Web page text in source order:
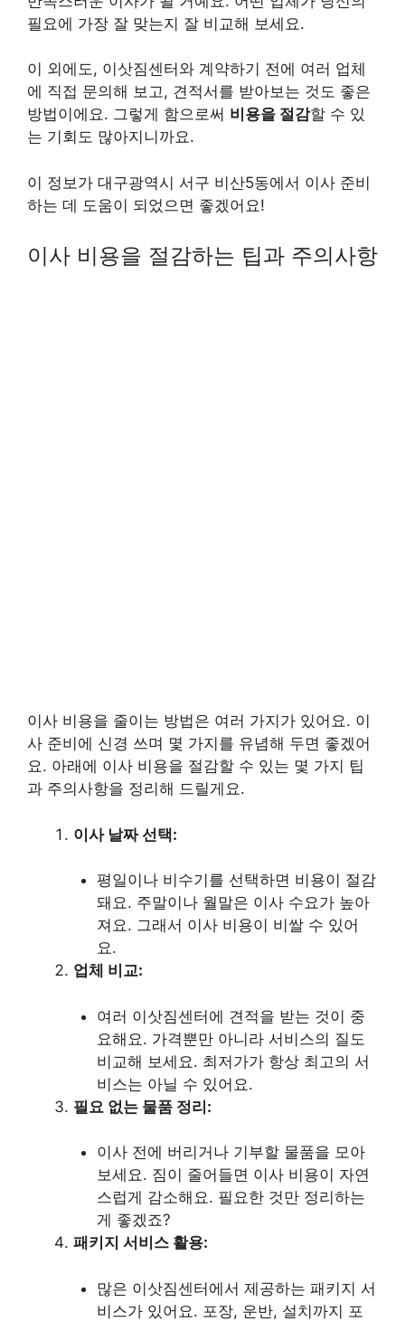
필요에 가장 잘 맞는지 잘 비교해 보세요.
이 외에도, 이삿짐센터와 계약하기 전에 여러 업체
에 직접 문의해 보고, 견적서를 받아보는 것도 좋은
방법이에요. 그렇게 함으로써 비용을 절감할 수 있
는 기회도 많아지니까요.
이 정보가 대구광역시 서구 비산5동에서 이사 준비
하는 데 도움이 되었으면 좋겠어요!
이사 비용을 절감하는 팁과 주의사항
이사 비용을 줄이는 방법은 여러 가지가 있어요. 이
사 준비에 신경 쓰며 몇 가지를 유념해 두면 좋겠어
요. 아래에 이사 비용을 절감할 수 있는 몇 가지 팁
과 주의사항을 정리해 드릴게요.
이사 날짜 선택:
평일이나 비수기를 선택하면 비용이 절감
돼요. 주말이나 월말은 이사 수요가 높아
져요. 그래서 이사 비용이 비쌀 수 있어
요.
업체 비교:
여러 이삿짐센터에 견적을 받는 것이 중
요해요. 가격뿐만 아니라 서비스의 질도
비교해 보세요. 최저가가 항상 최고의 서
비스는 아닐 수 있어요.
필요 없는 물품 정리:
이사 전에 버리거나 기부할 물품을 모아
보세요. 짐이 줄어들면 이사 비용이 자연
스럽게 감소해요. 필요한 것만 정리하는
게 좋겠죠?
패키지 서비스 활용:
많은 이삿짐센터에서 제공하는 패키지 서
비스가 있어요. 포장, 운반, 설치까지 포